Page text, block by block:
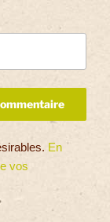
En
vos